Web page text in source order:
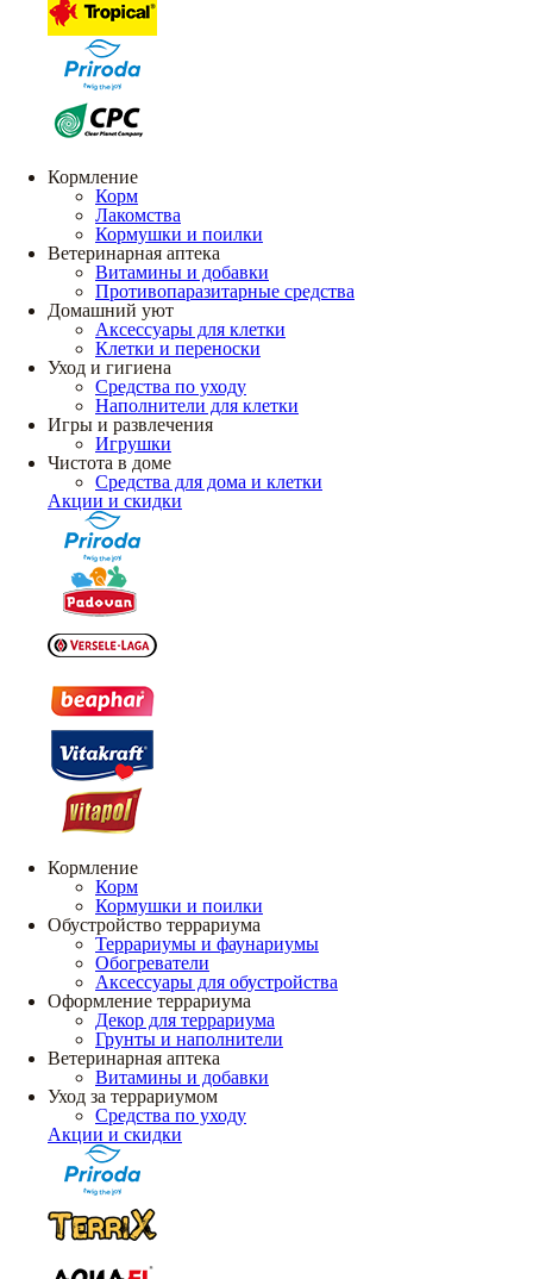
Кормление
Корм
Лакомства
Кормушки и поилки
Ветеринарная аптека
Витамины и добавки
Противопаразитарные средства
Домашний уют
Аксессуары для клетки
Клетки и переноски
Уход и гигиена
Средства по уходу
Наполнители для клетки
Игры и развлечения
Игрушки
Чистота в доме
Средства для дома и клетки
Акции и скидки
Кормление
Корм
Кормушки и поилки
Обустройство террариума
Террариумы и фаунариумы
Обогреватели
Аксессуары для обустройства
Оформление террариума
Декор для террариума
Грунты и наполнители
Ветеринарная аптека
Витамины и добавки
Уход за террариумом
Средства по уходу
Акции и скидки